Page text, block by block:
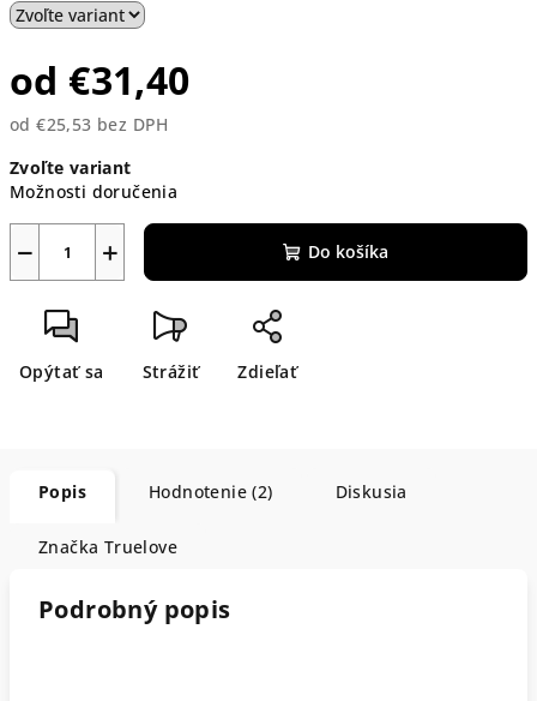
od €31,40
od€25,53 bez DPH
cena:
Zvoľte variant
Možnosti doručenia
+
− Do košíka
Opýtať sa Strážiť Zdieľať
Popis Hodnotenie (2) Diskusia
Značka Truelove
Podrobný popis